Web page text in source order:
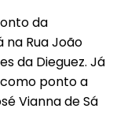
da
na Rua João
da Dieguez. Já
ponto a
Vianna de Sá